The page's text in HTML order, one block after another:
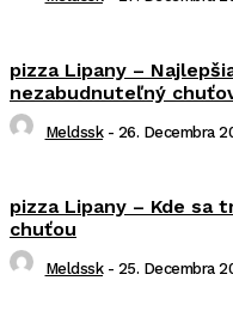
pizza Lipany –
nezabudnuteľný
Meldssk - 26. Decembra
pizza Lipany – Kde sa
chuťou
Meldssk - 25. Decembra